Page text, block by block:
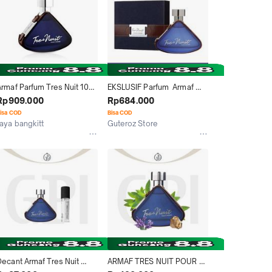
Parfum Tres Nuit 100
COD
bangkitt
EKSLUSIF Parfum  Armaf
Tres Nuit Pour homme EDT
100ml Perfume Merah
Orange Elegant Wangi
Rp684.000
Bisa COD
Guteroz Store
Armaf Tres Nuit
ARMAF TRES NUIT POUR